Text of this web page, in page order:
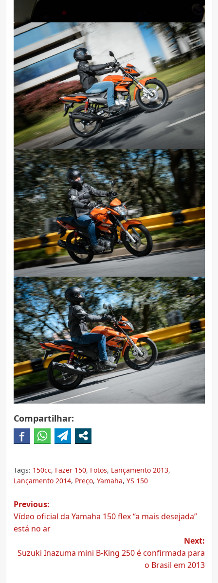
Compartilhar:
Tags: 150cc, Fazer 150, Fotos, Lançamento 2013,
Lançamento 2014, Preço, Yamaha, YS 150
Post
navigation
Previous:
Vídeo oficial da Yamaha 150 flex “a mais desejada”
está no ar
Next:
Suzuki Inazuma mini B-King 250 é confirmada para
o Brasil em 2013